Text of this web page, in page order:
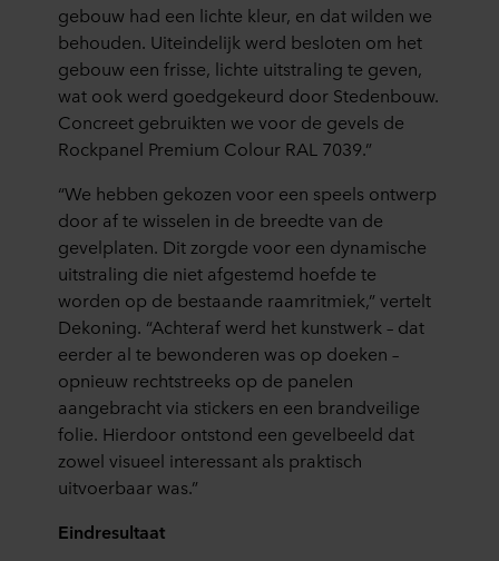
gebouw had een lichte kleur, en dat wilden we
behouden. Uiteindelijk werd besloten om het
gebouw een frisse, lichte uitstraling te geven,
wat ook werd goedgekeurd door Stedenbouw.
Concreet gebruikten we voor de gevels de
Rockpanel Premium Colour RAL 7039.”
“We hebben gekozen voor een speels ontwerp
door af te wisselen in de breedte van de
gevelplaten. Dit zorgde voor een dynamische
uitstraling die niet afgestemd hoefde te
worden op de bestaande raamritmiek,” vertelt
Dekoning. “Achteraf werd het kunstwerk – dat
eerder al te bewonderen was op doeken –
opnieuw rechtstreeks op de panelen
aangebracht via stickers en een brandveilige
folie. Hierdoor ontstond een gevelbeeld dat
zowel visueel interessant als praktisch
uitvoerbaar was.”
Eindresultaat